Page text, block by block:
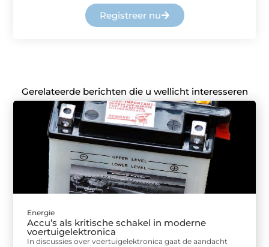
Registreer nu
Gerelateerde berichten die u wellicht interesseren
Energie
Accu’s als kritische schakel in moderne
voertuigelektronica
In discussies over voertuigelektronica gaat de aandacht